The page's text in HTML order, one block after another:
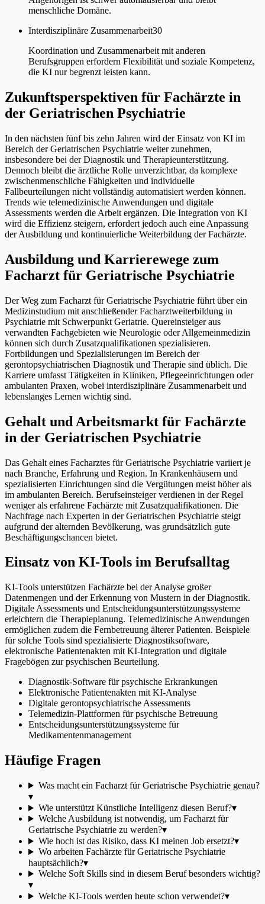
menschliche Domäne.
Interdisziplinäre Zusammenarbeit30
Koordination und Zusammenarbeit mit anderen
Berufsgruppen erfordern Flexibilität und soziale Kompetenz,
die KI nur begrenzt leisten kann.
Zukunftsperspektiven für Fachärzte in
der Geriatrischen Psychiatrie
In den nächsten fünf bis zehn Jahren wird der Einsatz von KI im
Bereich der Geriatrischen Psychiatrie weiter zunehmen,
insbesondere bei der Diagnostik und Therapieunterstützung.
Dennoch bleibt die ärztliche Rolle unverzichtbar, da komplexe
zwischenmenschliche Fähigkeiten und individuelle
Fallbeurteilungen nicht vollständig automatisiert werden können.
Trends wie telemedizinische Anwendungen und digitale
Assessments werden die Arbeit ergänzen. Die Integration von KI
wird die Effizienz steigern, erfordert jedoch auch eine Anpassung
der Ausbildung und kontinuierliche Weiterbildung der Fachärzte.
Ausbildung und Karrierewege zum
Facharzt für Geriatrische Psychiatrie
Der Weg zum Facharzt für Geriatrische Psychiatrie führt über ein
Medizinstudium mit anschließender Facharztweiterbildung in
Psychiatrie mit Schwerpunkt Geriatrie. Quereinsteiger aus
verwandten Fachgebieten wie Neurologie oder Allgemeinmedizin
können sich durch Zusatzqualifikationen spezialisieren.
Fortbildungen und Spezialisierungen im Bereich der
gerontopsychiatrischen Diagnostik und Therapie sind üblich. Die
Karriere umfasst Tätigkeiten in Kliniken, Pflegeeinrichtungen oder
ambulanten Praxen, wobei interdisziplinäre Zusammenarbeit und
lebenslanges Lernen wichtig sind.
Gehalt und Arbeitsmarkt für Fachärzte
in der Geriatrischen Psychiatrie
Das Gehalt eines Facharztes für Geriatrische Psychiatrie variiert je
nach Branche, Erfahrung und Region. In Krankenhäusern und
spezialisierten Einrichtungen sind die Vergütungen meist höher als
im ambulanten Bereich. Berufseinsteiger verdienen in der Regel
weniger als erfahrene Fachärzte mit Zusatzqualifikationen. Die
Nachfrage nach Experten in der Geriatrischen Psychiatrie steigt
aufgrund der alternden Bevölkerung, was grundsätzlich gute
Beschäftigungschancen bietet.
Einsatz von KI-Tools im Berufsalltag
KI-Tools unterstützen Fachärzte bei der Analyse großer
Datenmengen und der Erkennung von Mustern in der Diagnostik.
Digitale Assessments und Entscheidungsunterstützungssysteme
erleichtern die Therapieplanung. Telemedizinische Anwendungen
ermöglichen zudem die Fernbetreuung älterer Patienten. Beispiele
für solche Tools sind spezialisierte Diagnostiksoftware,
elektronische Patientenakten mit KI-Integration und digitale
Fragebögen zur psychischen Beurteilung.
Diagnostik-Software für psychische Erkrankungen
Elektronische Patientenakten mit KI-Analyse
Digitale gerontopsychiatrische Assessments
Telemedizin-Plattformen für psychische Betreuung
Entscheidungsunterstützungssysteme für
Medikamentenmanagement
Häufige Fragen
Was macht ein Facharzt für Geriatrische Psychiatrie genau?
▾
Wie unterstützt Künstliche Intelligenz diesen Beruf?▾
Welche Ausbildung ist notwendig, um Facharzt für
Geriatrische Psychiatrie zu werden?▾
Wie hoch ist das Risiko, dass KI meinen Job ersetzt?▾
Wo arbeiten Fachärzte für Geriatrische Psychiatrie
hauptsächlich?▾
Welche Soft Skills sind in diesem Beruf besonders wichtig?
▾
Welche KI-Tools werden heute schon verwendet?▾